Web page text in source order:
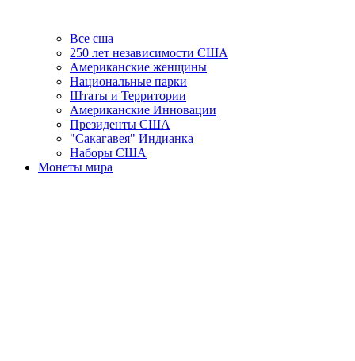
Все сша
250 лет независимости США
Американские женщины
Национальные парки
Штаты и Территории
Американские Инновации
Президенты США
"Сакагавея" Индианка
Наборы США
Монеты мира